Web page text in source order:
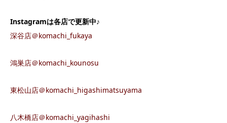
Instagramは各店で更新中♪
深谷店＠komachi_fukaya
鴻巣店＠komachi_kounosu
東松山店＠komachi_higashimatsuyama
八木橋店＠komachi_yagihashi